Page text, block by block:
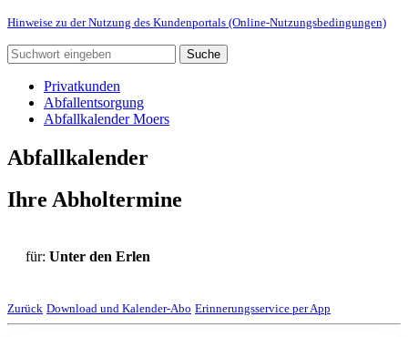
Hinweise zu der Nutzung des Kundenportals (Online-Nutzungsbedingungen)
Suche
Privatkunden
Abfallentsorgung
Abfallkalender Moers
Abfallkalender
Ihre Abholtermine
für: Unter den Erlen
Zurück Download und Kalender-Abo Erinnerungsservice per App